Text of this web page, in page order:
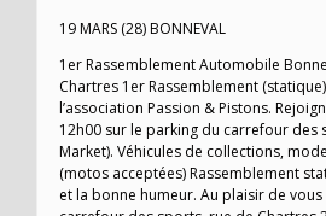
19 MARS (28) BONNEVAL
1er Rassemblement Automobile
Chartres 1er Rassemblement
l’association Passion & Pistons.
12h00 sur le parking du carrefour des
Market). Véhicules de collections,
(motos acceptées) Rassemblement
et la bonne humeur. Au plaisir de